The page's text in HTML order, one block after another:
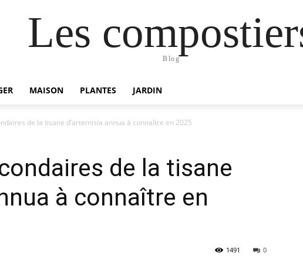
Les
Blog
MAISON PLANTES JARDIN
de la tisane d’artemisia annua à connaître en 2025
de la tisane
à connaître en
0
1491